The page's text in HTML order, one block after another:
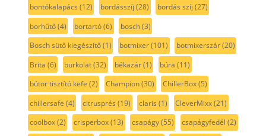
bontókalapács (12) bordásszíj (28) bordás szíj (27)
borhűtő(4) bortartó(6) bosch(3)
Bosch sütő kiegészítő(1) botmixer(101) botmixerszár(20)
Brita (6) burkolat(32) békazár(1) búra (11)
bútor tisztító kefe (2) Champion(30) ChillerBox(5)
chillersafe (4) citrusprés (19) claris (1) CleverMixx(21)
coolbox(2) crisperbox(13) csapágy(55) csapágyfedél (2)